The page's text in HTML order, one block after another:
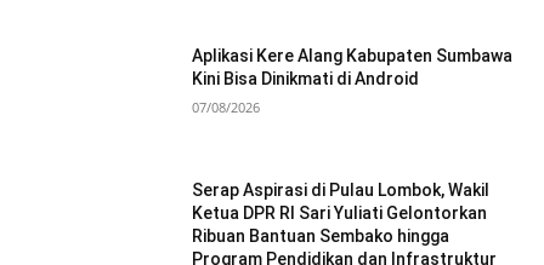
Aplikasi Kere Alang Kabupaten Sumbawa
Kini Bisa Dinikmati di Android
07/08/2026
Serap Aspirasi di Pulau Lombok, Wakil
Ketua DPR RI Sari Yuliati Gelontorkan
Ribuan Bantuan Sembako hingga
Program Pendidikan dan Infrastruktur